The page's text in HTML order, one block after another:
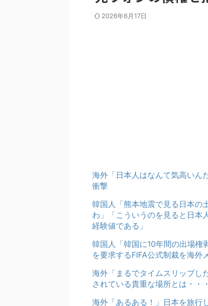
2026年6月17日
海外「日本人はなんて気高いん
衝撃
韓国人「熊本地震で見る日本の
わ」「こういうのを見ると日本
経験値である」
韓国人「韓国に10年間の出場権
を要求するFIFA公式制裁を海外
海外「まるでタイムスリップし
されている貴重な場所とは・・
海外「あるある！」日本を旅行